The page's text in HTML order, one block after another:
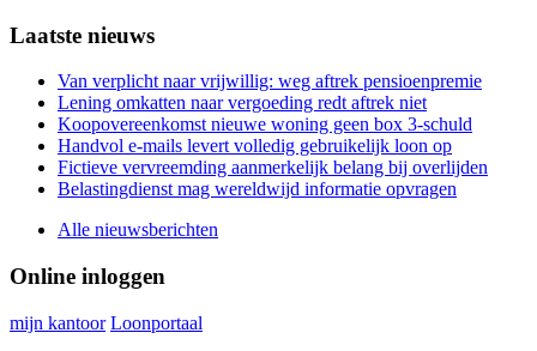
Primary
Sidebar
Laatste nieuws
Van verplicht naar vrijwillig: weg aftrek pensioenpremie
Lening omkatten naar vergoeding redt aftrek niet
Koopovereenkomst nieuwe woning geen box 3-schuld
Handvol e-mails levert volledig gebruikelijk loon op
Fictieve vervreemding aanmerkelijk belang bij overlijden
Belastingdienst mag wereldwijd informatie opvragen
Alle nieuwsberichten
Online inloggen
mijn kantoor Loonportaal